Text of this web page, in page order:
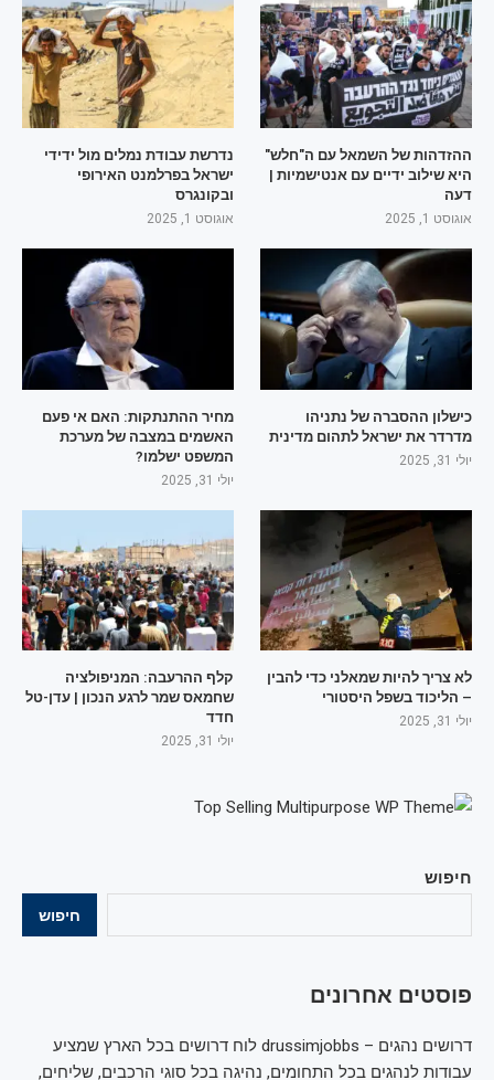
חיפוש
חיפוש
פוסטים אחרונים
דרושים נהגים – drussimjobbs לוח דרושים בכל הארץ שמציע
עבודות לנהגים בכל התחומים, נהיגה בכל סוגי הרכבים, שליחים,
ההזדהות של השמאל עם ה"חלש"
היא שילוב ידיים עם אנטישמיות |
דעה
אוגוסט 1, 2025
נדרשת עבודת נמלים מול ידידי
ישראל בפרלמנט האירופי
ובקונגרס
אוגוסט 1, 2025
כישלון ההסברה של נתניהו
מדרדר את ישראל לתהום מדינית
יולי 31, 2025
מחיר ההתנתקות: האם אי פעם
האשמים במצבה של מערכת
המשפט ישלמו?
יולי 31, 2025
לא צריך להיות שמאלני כדי להבין
– הליכוד בשפל היסטורי
יולי 31, 2025
קלף ההרעבה: המניפולציה
שחמאס שמר לרגע הנכון | עדן-טל
חדד
יולי 31, 2025